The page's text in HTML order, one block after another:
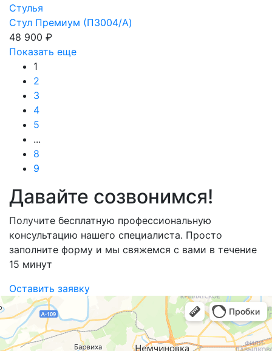
Стулья
Стул Премиум (П3004/A)
48 900 ₽
Показать еще
1
2
3
4
5
...
8
9
Давайте созвонимся!
Получите бесплатную профессиональную
консультацию нашего специалиста. Просто
заполните форму и мы свяжемся с вами в течение
15 минут
Оставить заявку